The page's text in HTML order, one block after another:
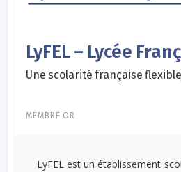
LyFEL – Lycée
Une scolarité française
MEMBRE OR
LyFEL est un établissement